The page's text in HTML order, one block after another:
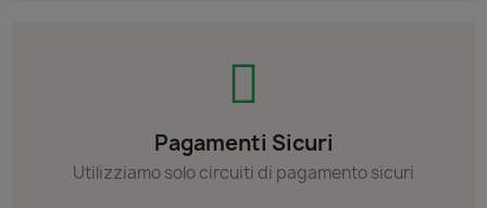
Pagamenti Sicuri
Utilizziamo solo circuiti di pagamento sicuri